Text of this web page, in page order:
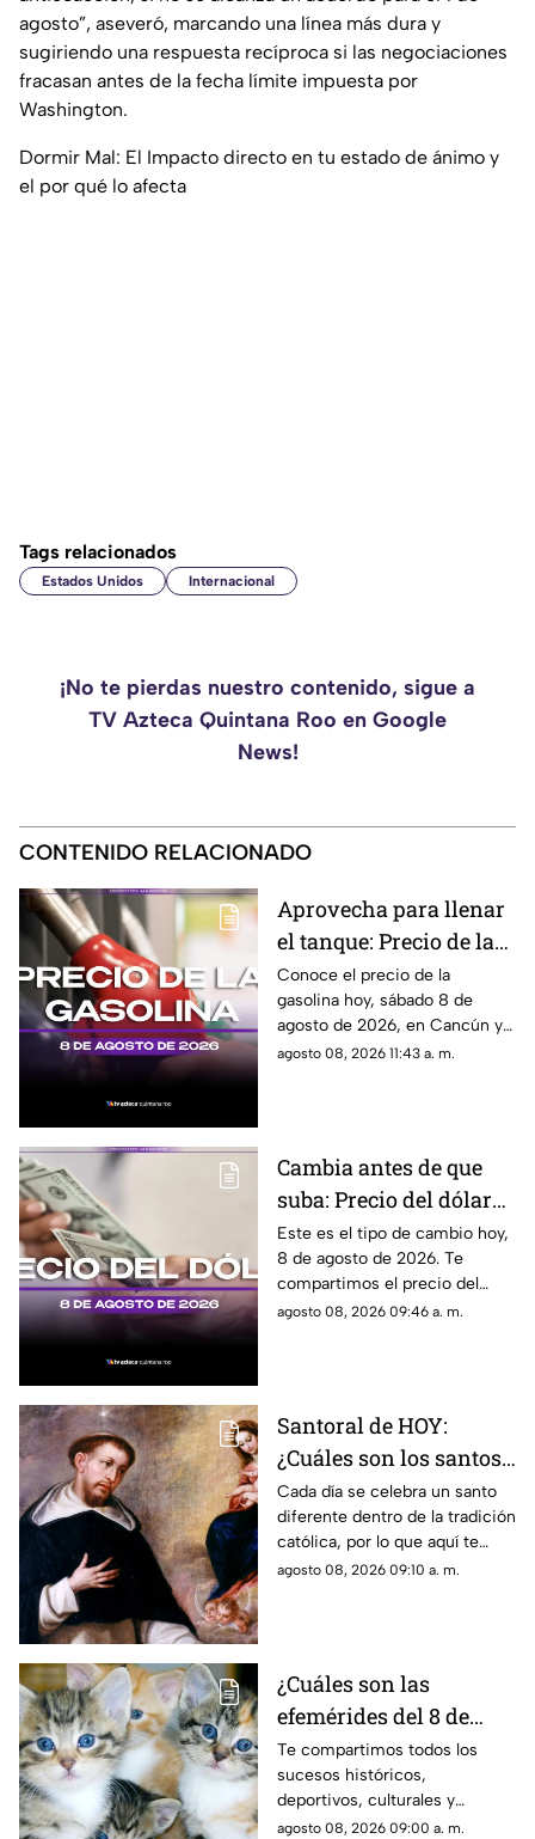
agosto”, aseveró, marcando una línea más dura y
sugiriendo una respuesta recíproca si las negociaciones
fracasan antes de la fecha límite impuesta por
Washington.
Dormir Mal: El Impacto directo en tu estado de ánimo y
el por qué lo afecta
Tags relacionados
Estados Unidos Internacional
¡No te pierdas nuestro contenido, sigue a
TV Azteca Quintana Roo en Google
News!
CONTENIDO RELACIONADO
Aprovecha para llenar
el tanque: Precio de la
gasolina HOY, sábado 8
de agosto de 2026, en
Quintana Roo
Conoce el precio de la
gasolina hoy, sábado 8 de
agosto de 2026, en Cancún y
el resto de Quintana Roo. Este
agosto 08, 2026 11:43 a. m.
Cambia antes de que
suba: Precio del dólar
estadounidense HOY,
sábado 8 de agosto de
2026, en Cancún
Este es el tipo de cambio hoy,
8 de agosto de 2026. Te
compartimos el precio del
dólar hoy en Cancún, así como
agosto 08, 2026 09:46 a. m.
Santoral de HOY:
¿Cuáles son los santos
que se celebran este
sábado 8 de agosto de
2026?
Cada día se celebra un santo
diferente dentro de la tradición
católica, por lo que aquí te
compartimos el santoral
agosto 08, 2026 09:10 a. m.
¿Cuáles son las
efemérides del 8 de
agosto? Esto se celebra
un día como hoy en
México y el mundo
Te compartimos todos los
sucesos históricos,
deportivos, culturales y
divertidos que marcaron las
agosto 08, 2026 09:00 a. m.